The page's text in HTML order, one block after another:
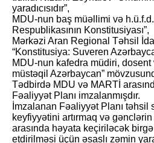
yaradıcısıdır”,
MDU-nun baş müəllimi və
Respublikasının Konstitusiyası”,
Mərkəzi Aran Regional Təhsil
“Konstitusiya: Suveren
MDU-nun kafedra müdiri,
müstəqil Azərbaycan”
Tədbirdə MDU və MARTİ
Fəaliyyət Planı imzalanmışdır.
İmzalanan Fəaliyyət Planı
keyfiyyətini artırmaq və
arasında həyata keçiriləcək
etdirilməsi üçün əsaslı zəmin